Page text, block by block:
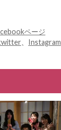
ページ
Instagram